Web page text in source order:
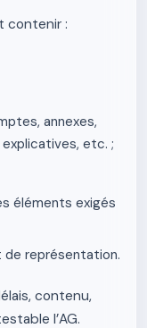
contenir :
annexes,
etc. ;
éléments exigés
représentation.
contenu,
l’AG.